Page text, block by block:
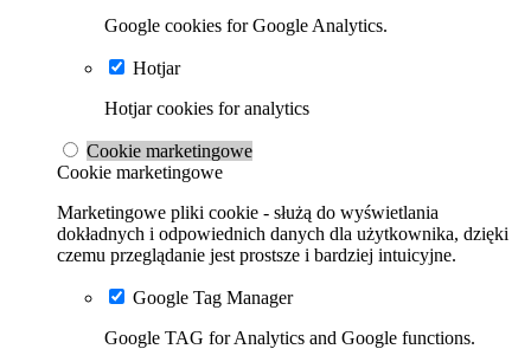
Google cookies for Google Analytics.
Hotjar
Hotjar cookies for analytics
Cookie marketingowe
Cookie marketingowe
Marketingowe pliki cookie - służą do wyświetlania
dokładnych i odpowiednich danych dla użytkownika, dzięki
czemu przeglądanie jest prostsze i bardziej intuicyjne.
Google Tag Manager
Google TAG for Analytics and Google functions.